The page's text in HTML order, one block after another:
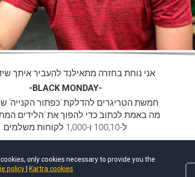
אני נוחת בחזרה מתאילנד להעביר איתך
-BLACK MONDAY-
חמשת הטריגרים להדלקת'כפתור הקנייה'
מה באמת לכתוב כדי להפוך את'הלידים
ל-100,10 ו-1,000 לקוחות משלמים
only cookies necessary to provide you the
policy Kartra cookies